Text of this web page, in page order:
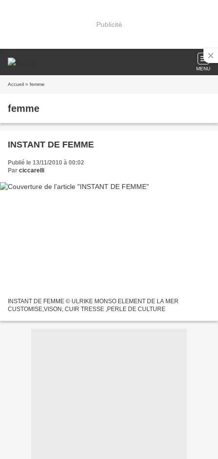
Publicité
MENU
Accueil » femme
femme
INSTANT DE FEMME
Publié le 13/11/2010 à 00:02
Par ciccarelli
INSTANT DE FEMME © ULRIKE MONSO ELEMENT DE LA MER
CUSTOMISE,VISON, CUIR TRESSE ,PERLE DE CULTURE